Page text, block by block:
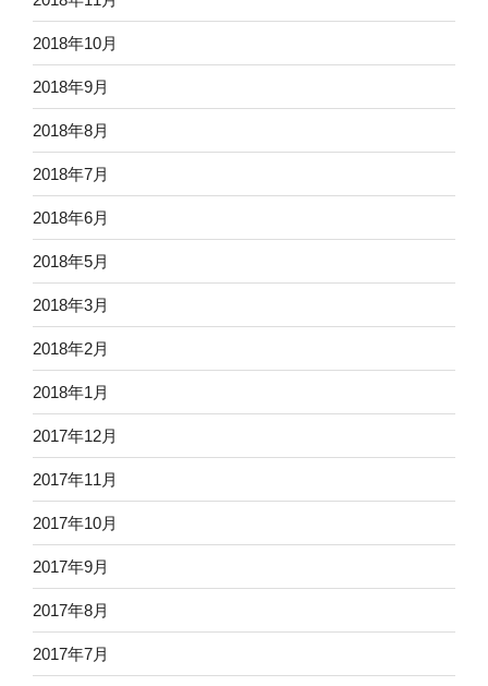
2018年10月
2018年9月
2018年8月
2018年7月
2018年6月
2018年5月
2018年3月
2018年2月
2018年1月
2017年12月
2017年11月
2017年10月
2017年9月
2017年8月
2017年7月